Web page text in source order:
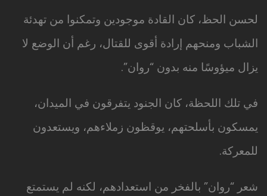
لحسن الحظ، كان القادة موجودين وتمكنوا من تهدئة
الشباب ومنحهم إرادة أقوى للقتال، رغم أن الوضع لا
يزال ميؤوسًا منه بدون “روان”.
في تلك اللحظة، كان الجنود يتفرقون في الميدان،
يمسكون بأسلحتهم، يوقظون زملاءهم، ويستعدون
للمعركة.
شعر “روان” بالفخر من استعدادهم، لكنه لم يستمتع